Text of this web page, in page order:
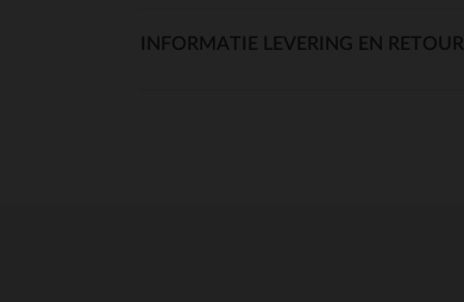
INFORMATIE LEVERING EN RETOUR